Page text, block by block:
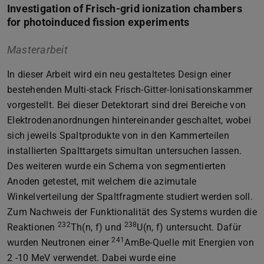
Investigation of Frisch-grid ionization chambers
for photoinduced fission experiments
Masterarbeit
In dieser Arbeit wird ein neu gestaltetes Design einer
bestehenden Multi-stack Frisch-Gitter-Ionisationskammer
vorgestellt. Bei dieser Detektorart sind drei Bereiche von
Elektrodenanordnungen hintereinander geschaltet, wobei
sich jeweils Spaltprodukte von in den Kammerteilen
installierten Spalttargets simultan untersuchen lassen.
Des weiteren wurde ein Schema von segmentierten
Anoden getestet, mit welchem die azimutale
Winkelverteilung der Spaltfragmente studiert werden soll.
Zum Nachweis der Funktionalität des Systems wurden die
Reaktionen232Th(n, f) und 238U(n, f) untersucht. Dafür
wurden Neutronen einer241AmBe-Quelle mit Energien von
2 -10 MeV verwendet. Dabei wurde eine